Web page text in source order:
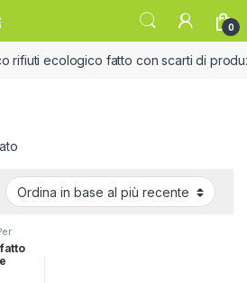
0
rifiuti ecologico fatto con scarti di